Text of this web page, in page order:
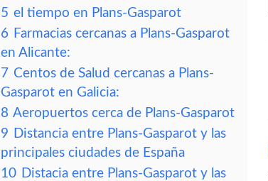
5 el tiempo en Plans-Gasparot
6 Farmacias cercanas a Plans-Gasparot
en Alicante:
7 Centos de Salud cercanas a Plans-
Gasparot en Galicia:
8 Aeropuertos cerca de Plans-Gasparot
9 Distancia entre Plans-Gasparot y las
principales ciudades de España
10 Distacia entre Plans-Gasparot y las